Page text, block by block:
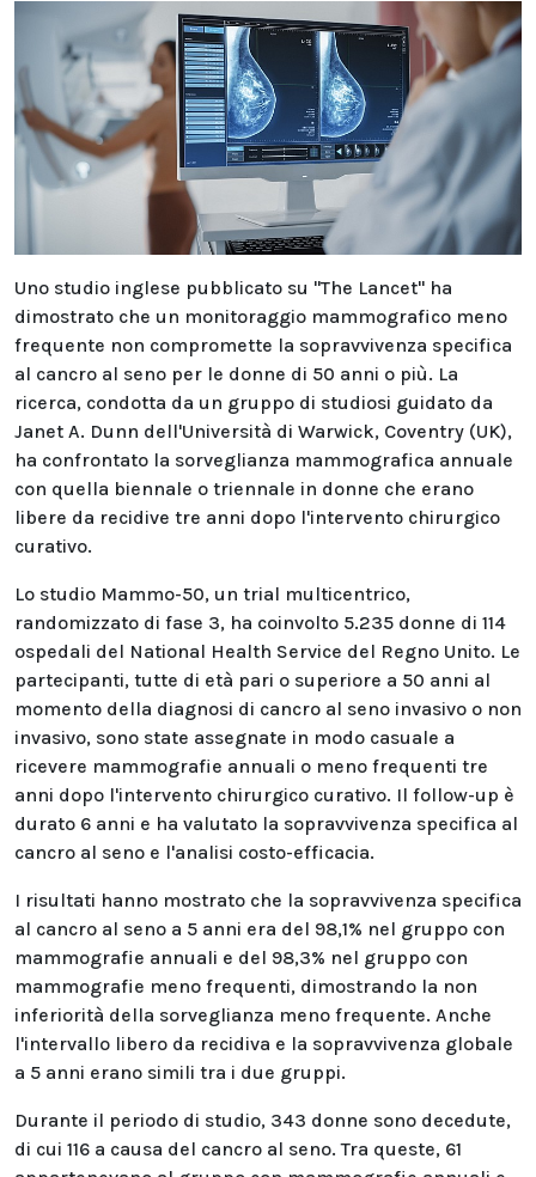
Uno studio inglese pubblicato su "The Lancet" ha
dimostrato che un monitoraggio mammografico meno
frequente non compromette la sopravvivenza specifica
al cancro al seno per le donne di 50 anni o più. La
ricerca, condotta da un gruppo di studiosi guidato da
Janet A. Dunn dell'Università di Warwick, Coventry (UK),
ha confrontato la sorveglianza mammografica annuale
con quella biennale o triennale in donne che erano
libere da recidive tre anni dopo l'intervento chirurgico
curativo.
Lo studio Mammo-50, un trial multicentrico,
randomizzato di fase 3, ha coinvolto 5.235 donne di 114
ospedali del National Health Service del Regno Unito. Le
partecipanti, tutte di età pari o superiore a 50 anni al
momento della diagnosi di cancro al seno invasivo o non
invasivo, sono state assegnate in modo casuale a
ricevere mammografie annuali o meno frequenti tre
anni dopo l'intervento chirurgico curativo. Il follow-up è
durato 6 anni e ha valutato la sopravvivenza specifica al
cancro al seno e l'analisi costo-efficacia.
I risultati hanno mostrato che la sopravvivenza specifica
al cancro al seno a 5 anni era del 98,1% nel gruppo con
mammografie annuali e del 98,3% nel gruppo con
mammografie meno frequenti, dimostrando la non
inferiorità della sorveglianza meno frequente. Anche
l'intervallo libero da recidiva e la sopravvivenza globale
a 5 anni erano simili tra i due gruppi.
Durante il periodo di studio, 343 donne sono decedute,
di cui 116 a causa del cancro al seno. Tra queste, 61